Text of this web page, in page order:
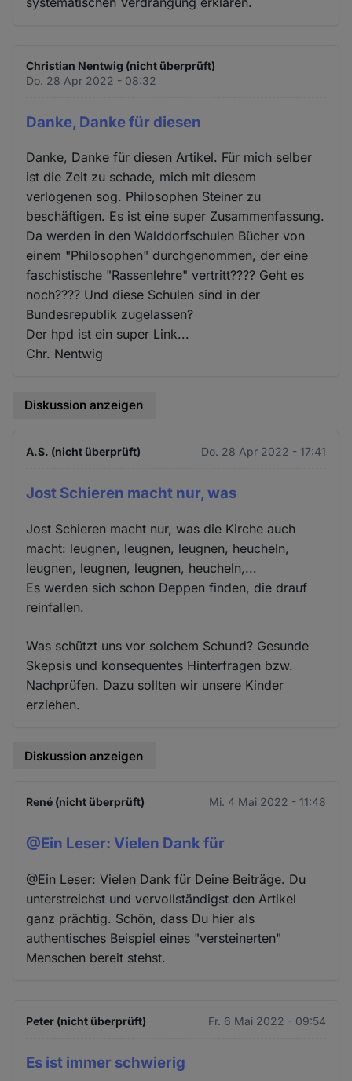
Christian Nentwig (nicht überprüft)
Do. 28 Apr 2022 - 08:32
Danke, Danke für diesen
Danke, Danke für diesen Artikel. Für mich selber
ist die Zeit zu schade, mich mit diesem
verlogenen sog. Philosophen Steiner zu
beschäftigen. Es ist eine super Zusammenfassung.
Da werden in den Walddorfschulen Bücher von
einem "Philosophen" durchgenommen, der eine
faschistische "Rassenlehre" vertritt???? Geht es
noch???? Und diese Schulen sind in der
Bundesrepublik zugelassen?
Der hpd ist ein super Link...
Chr. Nentwig
Diskussion anzeigen
A.S. (nicht überprüft) Do. 28 Apr 2022 - 17:41
Jost Schieren macht nur, was
Jost Schieren macht nur, was die Kirche auch
macht: leugnen, leugnen, leugnen, heucheln,
leugnen, leugnen, leugnen, heucheln,...
Es werden sich schon Deppen finden, die drauf
reinfallen.
Was schützt uns vor solchem Schund? Gesunde
Skepsis und konsequentes Hinterfragen bzw.
Nachprüfen. Dazu sollten wir unsere Kinder
erziehen.
Diskussion anzeigen
René (nicht überprüft) Mi. 4 Mai 2022 - 11:48
@Ein Leser: Vielen Dank für
@Ein Leser: Vielen Dank für Deine Beiträge. Du
unterstreichst und vervollständigst den Artikel
ganz prächtig. Schön, dass Du hier als
authentisches Beispiel eines "versteinerten"
Menschen bereit stehst.
Peter (nicht überprüft) Fr. 6 Mai 2022 - 09:54
Es ist immer schwierig